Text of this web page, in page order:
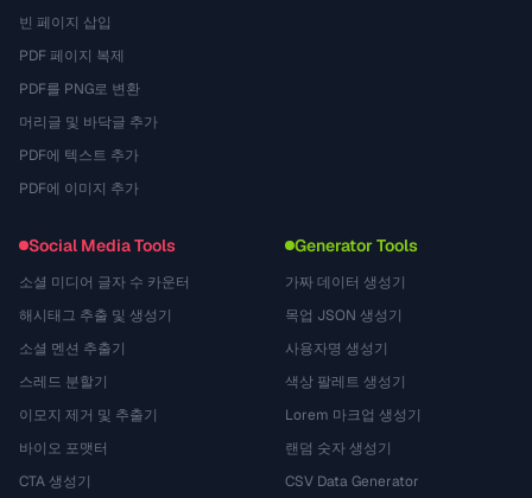
빈 페이지 삽입
PDF 페이지 복제
PDF를 PNG로 변환
머리글 및 바닥글 추가
PDF에 텍스트 추가
PDF에 이미지 추가
Social Media Tools
소셜 미디어 글자 수 카운터
해시태그 추출 및 생성기
소셜 멘션 추출기
스레드 분할기
이모지 제거 및 추출기
바이오 포맷터
CTA 생성기
Generator Tools
가짜 데이터 생성기
목업 JSON 생성기
사용자명 생성기
색상 팔레트 생성기
Lorem 마크업 생성기
랜덤 숫자 생성기
CSV Data Generator